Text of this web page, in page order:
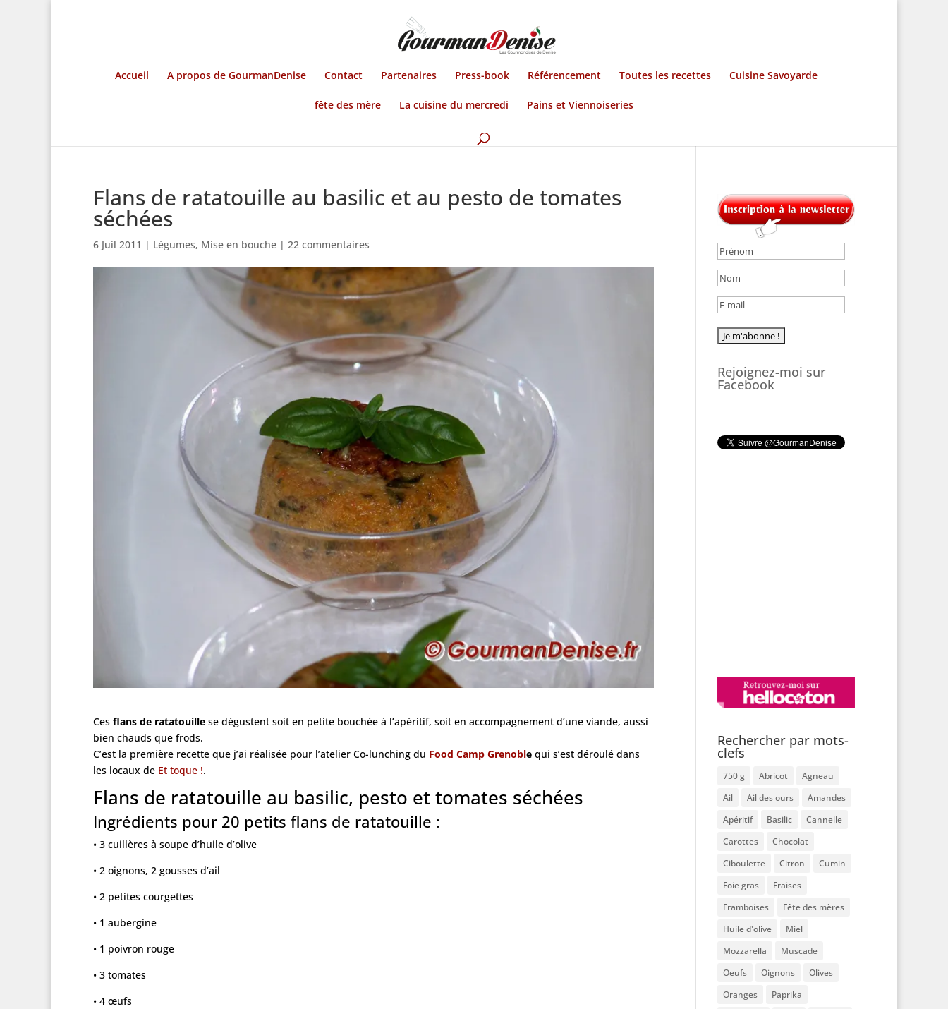
Accueil A propos de GourmanDenise Contact Partenaires Press-book Référencement Toutes les recettes Cuisine Savoyarde
fête des mère La cuisine du mercredi Pains et Viennoiseries
Flans de ratatouille au basilic et au pesto de tomates
séchées
6 Juil 2011 | Légumes, Mise en bouche | 22 commentaires
Ces flans de ratatouille se dégustent soit en petite bouchée à l’apéritif, soit en accompagnement d’une viande, aussi
bien chauds que frods.
C’est la première recette que j’ai réalisée pour l’atelier Co-lunching du Food Camp Grenoble qui s’est déroulé dans
les locaux de Et toque !.
Flans de ratatouille au basilic, pesto et tomates séchées
Ingrédients pour 20 petits flans de ratatouille :
• 3 cuillères à soupe d’huile d’olive
• 2 oignons, 2 gousses d’ail
• 2 petites courgettes
• 1 aubergine
• 1 poivron rouge
• 3 tomates
• 4 œufs
Rejoignez-moi sur
Facebook
Rechercher par mots-
clefs
750 g Abricot
Agneau
Ail
Ail des ours
Amandes
Apéritif
Basilic
Cannelle
Carottes
Chocolat
Ciboulette
Citron
Cumin
Foie gras
Fraises
Framboises
Fête des mères
Huile d'olive
Miel
Mozzarella
Muscade
Oeufs
Oignons
Olives
Oranges
Paprika